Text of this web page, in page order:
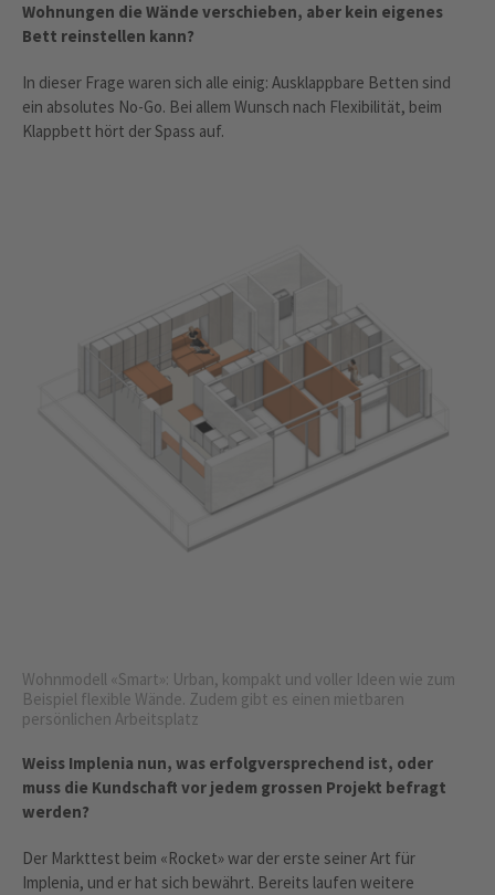
Wohnungen die Wände verschieben, aber kein eigenes
Bett reinstellen kann?
In dieser Frage waren sich alle einig: Ausklappbare Betten sind
ein absolutes No-Go. Bei allem Wunsch nach Flexibilität, beim
Klappbett hört der Spass auf.
Wohnmodell «Smart»: Urban, kompakt und voller Ideen wie zum
Beispiel flexible Wände. Zudem gibt es einen mietbaren
persönlichen Arbeitsplatz
Weiss Implenia nun, was erfolgversprechend ist, oder
muss die Kundschaft vor jedem grossen Projekt befragt
werden?
Der Markttest beim «Rocket» war der erste seiner Art für
Implenia, und er hat sich bewährt. Bereits laufen weitere